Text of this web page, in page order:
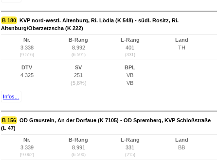
B 180 KVP nord-westl. Altenburg, Ri. Lödla (K 548) - südl. Rositz, Ri.
Altenburg/Oberzetzscha (K 222)
Nr.
3.338
(9.516)
B-Rang
8.992
(6.591)
L-Rang
401
(331)
Land
TH
DTV
4.325
SV
251
(5,8%)
BPL
VB
VB
Infos...
B 156 OD Graustein, An der Dorfaue (K 7105) - OD Spremberg, KVP Schloßstraße
(L 47)
Nr.
3.339
(9.062)
B-Rang
8.991
(6.590)
L-Rang
331
(215)
Land
BB